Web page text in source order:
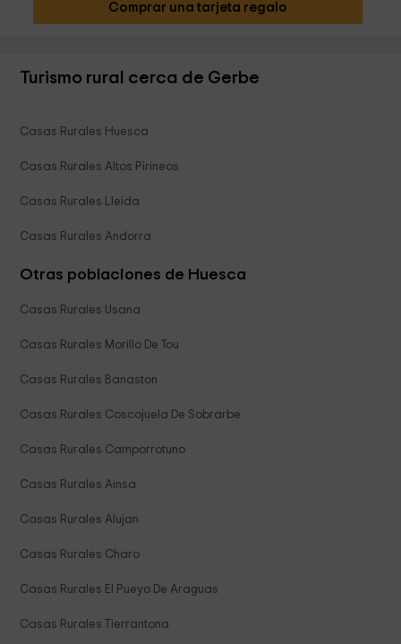
Comprar una tarjeta regalo
Turismo rural cerca de Gerbe
Casas Rurales Huesca
Casas Rurales Altos Pirineos
Casas Rurales Lleida
Casas Rurales Andorra
Otras poblaciones de Huesca
Casas Rurales Usana
Casas Rurales Morillo De Tou
Casas Rurales Banaston
Casas Rurales Coscojuela De Sobrarbe
Casas Rurales Camporrotuno
Casas Rurales Ainsa
Casas Rurales Alujan
Casas Rurales Charo
Casas Rurales El Pueyo De Araguas
Casas Rurales Tierrantona